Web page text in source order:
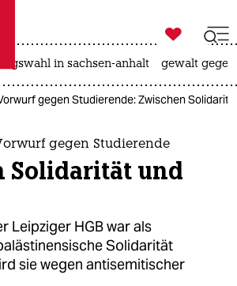
taz zahl ich
taz zahl ich

taz zahl ich
in sachsen-anhalt gewalt
gegen Studierende: Zwischen
gegen Studierende
Solidarität und
Leipziger HGB war als
Solidarität
sie wegen antisemitischer